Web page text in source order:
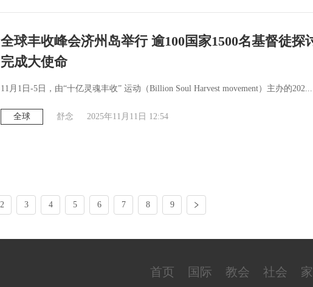
全球丰收峰会济州岛举行 逾100国家1500名基督徒探
完成大使命
11月1日-5日，由“十亿灵魂丰收” 运动（Billion Soul Harvest movement）主办的202...
全球 舒念 2025年11月11日 12:54
2 3 4 5 6 7 8 9
首页 国际 教会 社会